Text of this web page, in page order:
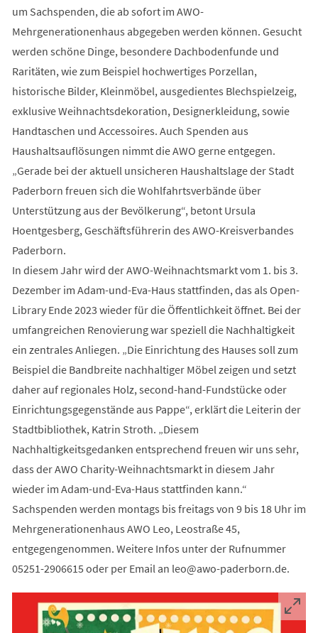
um Sachspenden, die ab sofort im AWO-
Mehrgenerationenhaus abgegeben werden können. Gesucht
werden schöne Dinge, besondere Dachbodenfunde und
Raritäten, wie zum Beispiel hochwertiges Porzellan,
historische Bilder, Kleinmöbel, ausgedientes Blechspielzeig,
exklusive Weihnachtsdekoration, Designerkleidung, sowie
Handtaschen und Accessoires. Auch Spenden aus
Haushaltsauflösungen nimmt die AWO gerne entgegen.
„Gerade bei der aktuell unsicheren Haushaltslage der Stadt
Paderborn freuen sich die Wohlfahrtsverbände über
Unterstützung aus der Bevölkerung“, betont Ursula
Hoentgesberg, Geschäftsführerin des AWO-Kreisverbandes
Paderborn.
In diesem Jahr wird der AWO-Weihnachtsmarkt vom 1. bis 3.
Dezember im Adam-und-Eva-Haus stattfinden, das als Open-
Library Ende 2023 wieder für die Öffentlichkeit öffnet. Bei der
umfangreichen Renovierung war speziell die Nachhaltigkeit
ein zentrales Anliegen. „Die Einrichtung des Hauses soll zum
Beispiel die Bandbreite nachhaltiger Möbel zeigen und setzt
daher auf regionales Holz, second-hand-Fundstücke oder
Einrichtungsgegenstände aus Pappe“, erklärt die Leiterin der
Stadtbibliothek, Katrin Stroth. „Diesem
Nachhaltigkeitsgedanken entsprechend freuen wir uns sehr,
dass der AWO Charity-Weihnachtsmarkt in diesem Jahr
wieder im Adam-und-Eva-Haus stattfinden kann.“
Sachspenden werden montags bis freitags von 9 bis 18 Uhr im
Mehrgenerationenhaus AWO Leo, Leostraße 45,
entgegengenommen. Weitere Infos unter der Rufnummer
05251-2906615 oder per Email an leo awo-paderborn de.